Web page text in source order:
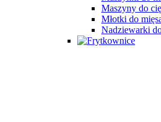
Maszyny do
Młotki do
Nadziewarki